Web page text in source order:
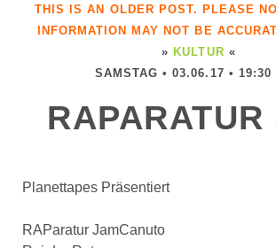
THIS IS AN OLDER POST. PLEASE
INFORMATION MAY NOT BE
» KULTUR «
SAMSTAG • 03.06.17 • 19:30
RAPARATUR
Planettapes Präsentiert
RAParatur JamCanuto